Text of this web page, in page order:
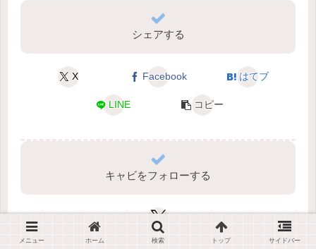
シェアする
X Facebook はてブ
LINE コピー
キャビをフォローする
メニュー ホーム 検索 トップ サイドバー